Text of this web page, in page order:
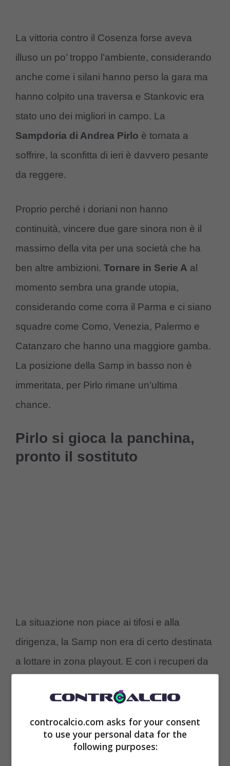
La vittoria contro il Cosenza forse aveva
illuso un po’ troppo l’ambiente, considerando
anche come i silani hanno perso la gara ma
hanno colpito una traversa e Stankovic era
stato uno dei migliori in campo. La
Sampdoria di Andrea Pirlo è tornata a
soffrire, la sconfitta di ieri è davvero pesante
da reggere.
Proprio perché i doriani non hanno
continuità, vincere due gare sinora non è il
massimo della vita per una società che ha
ben altre ambizioni. Tornare in Serie A al
momento sembra una grande utopia,
considerando come corra il Parma e ci siano
squadre come Como, Venezia, Palermo e
Catanzaro che hanno una maggiore gamba.
La posizione della Samp in basso non è
immeritata, per Pirlo rimane un’ultima
chance.
Pirlo si gioca la panchina,
pronto il sostituto
La situazione non piace ai tifosi e alla
dirigenza, la Samp non era di certo destinata
a lottare in zona playout. E con i recuperi da
peggiorare ed ecco come ci sono delle
valutazioni importanti da mettere in conto. Ci
sarebbe un’ultima chance per convincere: la
controcalcio.com asks for your consent
to use your personal data for the
following purposes: